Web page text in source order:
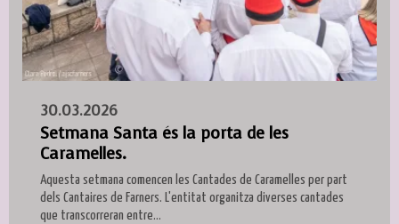
30.03.2026
Setmana Santa és la porta de les
Caramelles.
Aquesta setmana comencen les Cantades de Caramelles per part
dels Cantaires de Farners. L'entitat organitza diverses cantades
que transcorreran entre...